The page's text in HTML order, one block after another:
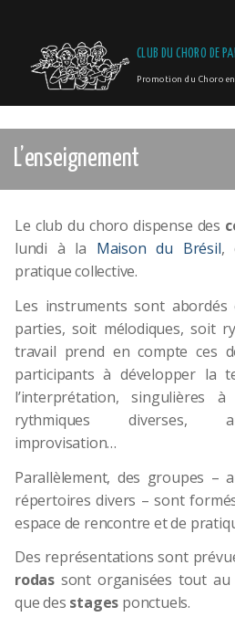
CLUB DU CHORO DE
Promotion du Choro
L’enseignement
Le club du choro dispense des
lundi à la Maison du Brésil,
pratique collective.
Les instruments sont abordés
parties, soit mélodiques, soit
travail prend en compte ces
participants à développer la
l’interprétation, singulières
rythmiques diverses,
improvisation…
Parallèlement, des groupes –
répertoires divers – sont
espace de rencontre et de
Des représentations sont
rodas sont organisées tout
que des stages ponctuels.